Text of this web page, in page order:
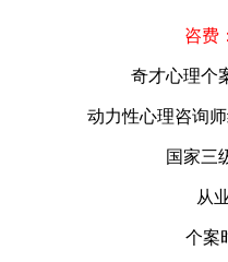
咨费
奇才心理个
动力性心理咨询
国家三
从
个案